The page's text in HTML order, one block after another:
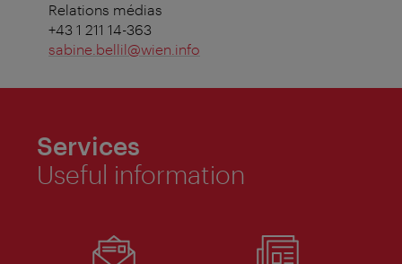
Relations médias
+43 1 211 14-363
sabine.bellil@wien.info
Services
Useful information